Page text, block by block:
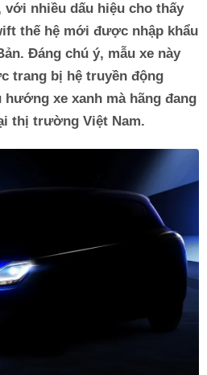
với nhiều dấu hiệu cho thấy
thế hệ mới được nhập khẩu
Đáng chú ý, mẫu xe này
trang bị hệ truyền động
xe xanh mà hãng đang
thị trường Việt Nam.